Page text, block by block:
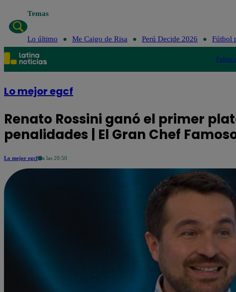
Temas
Lo último Me Caigo de Risa Perú Decide 2026 Fútbol
Política
Lo mejor egcf
Renato Rossini ganó el primer
penalidades | El Gran Chef
Lo mejor egcf a las 20:50